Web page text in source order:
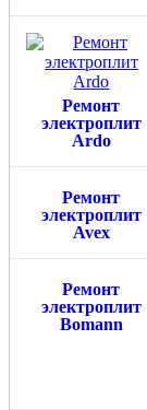
Ремонт
электроплит
Ardo
Ремонт
электроплит
Avex
Ремонт
электроплит
Bomann